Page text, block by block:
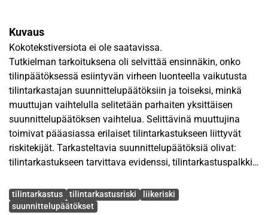
Kuvaus
Kokotekstiversiota ei ole saatavissa.
Tutkielman tarkoituksena oli selvittää ensinnäkin, onko
tilinpäätöksessä esiintyvän virheen luonteella vaikutusta
tilintarkastajan suunnittelupäätöksiin ja toiseksi, minkä
muuttujan vaihtelulla selitetään parhaiten yksittäisen
suunnittelupäätöksen vaihtelua. Selittävinä muuttujina
toimivat pääasiassa erilaiset tilintarkastukseen liittyvät
riskitekijät. Tarkasteltavia suunnittelupäätöksiä olivat:
tilintarkastukseen tarvittava evidenssi, tilintarkastuspalkkio
Tutkimusaineisto saatiin kyselyllä, joka lähetettiin 140:lle
Avainsanat
tilintarkastus tilintarkastusriski
liikeriski
suunnittelupäätökset